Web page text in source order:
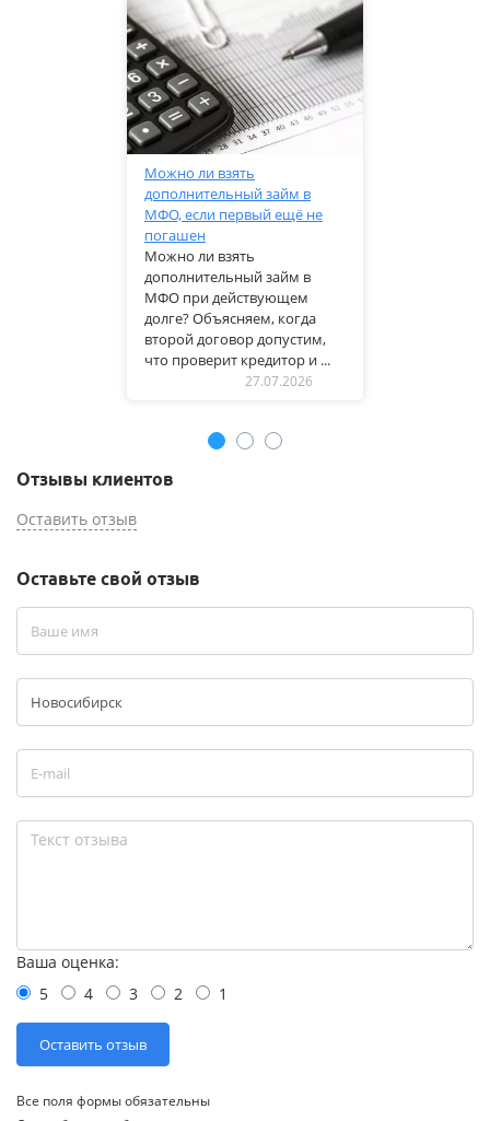
Можно ли взять
дополнительный займ в
МФО, если первый ещё не
погашен
Можно ли взять
дополнительный займ в
МФО при действующем
долге? Объясняем, когда
второй договор допустим,
что проверит кредитор и ...
27.07.2026
Отзывы клиентов
Оставить отзыв
Оставьте свой отзыв
Ваша оценка:
5
4 3 2 1
Все поля формы обязательны